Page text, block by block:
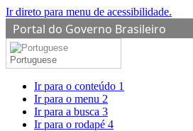
Ir direto para menu de acessibilidade.
Portal do Governo Brasileiro
Portuguese
Ir para o conteúdo 1
Ir para o menu 2
Ir para a busca 3
Ir para o rodapé 4